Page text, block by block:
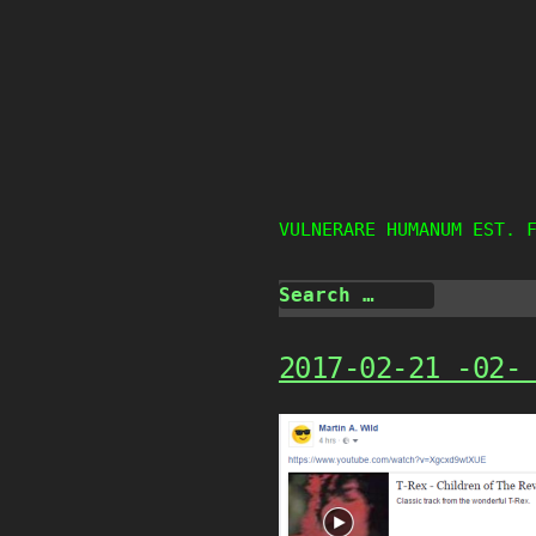
VULNERARE HUMANUM EST.
2017-02-21 -